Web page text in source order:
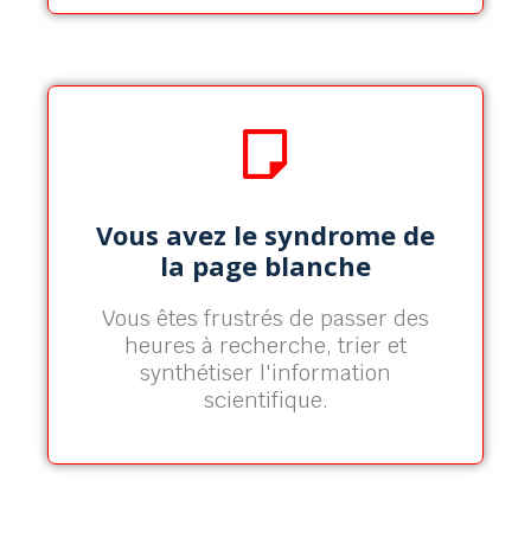
Vous avez le syndrome de
la page blanche
Vous êtes frustrés de passer des
heures à recherche, trier et
synthétiser l'information
scientifique.
L'App Opscidia vous permet de
synthétiser plusieurs articles
scientifiques en 1 clic.
En savoir plus